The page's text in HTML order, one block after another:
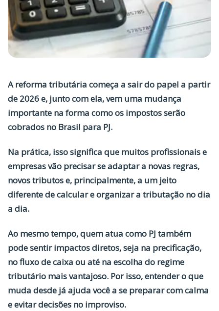
Areforma tributária começa a sair do papel a partir
de 2026 e, junto com ela, vem uma mudança
importante na forma como os impostos serão
cobrados no Brasil para PJ.
Na prática, isso significa que muitos profissionais e
empresas vão precisar se adaptar a novas regras,
novos tributos e, principalmente, a um jeito
diferente de calcular e organizar a tributação no dia
a dia.
Ao mesmo tempo, quem atua como PJ também
pode sentir impactos diretos, seja na precificação,
no fluxo de caixa ou até na escolha do regime
tributário mais vantajoso. Por isso, entender o que
muda desde já ajuda você a se preparar com calma
e evitar decisões no improviso.